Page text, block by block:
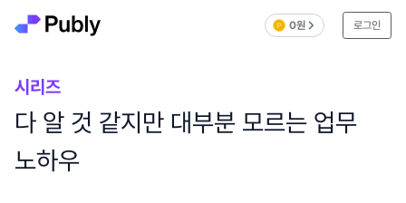
0원 로그인
시리즈
다 알 것 같지만 대부분 모르는 업무
노하우